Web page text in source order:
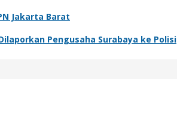
Jakarta Barat
Pengusaha Surabaya ke Polisi